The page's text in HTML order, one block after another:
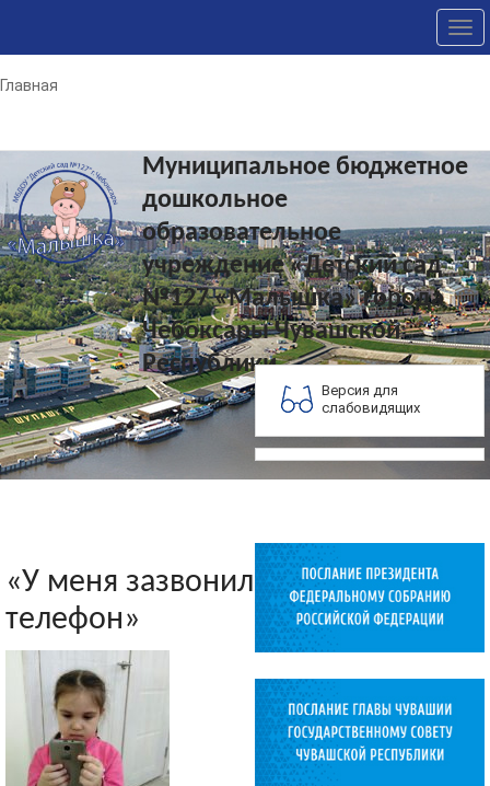
Главная
Муниципальное бюджетное
дошкольное
образовательное
учреждение «Детский сад
№127 «Малышка» города
Чебоксары Чувашской
Республики
Версия для
слабовидящих
«У меня зазвонил
телефон»